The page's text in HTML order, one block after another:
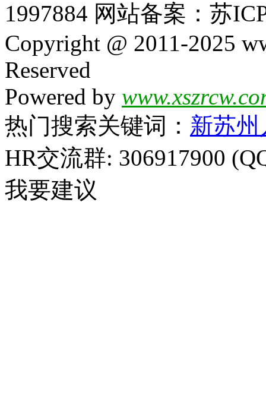
1997884 网站备案：苏
Copyright @ 2011-2025
Reserved
Powered by
热门搜索关键词： 新苏
HR交流群: 306917900
我要建议